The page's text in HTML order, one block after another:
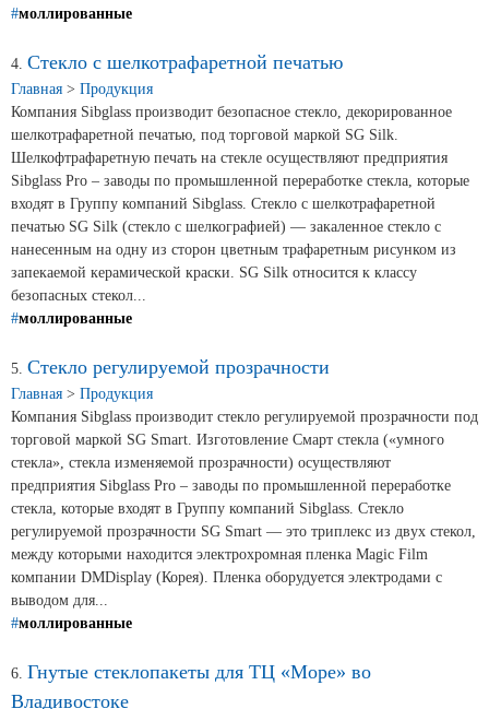
info@sibglass.ru
Личный кабинет
Продажа Б/У оборудования
#моллированные
4. Стекло с шелкотрафаретной печатью
Главная > Продукция
Компания Sibglass производит безопасное стекло, декорированное
шелкотрафаретной печатью, под торговой маркой SG Silk.
Шелкофтрафаретную печать на стекле осуществляют предприятия
Sibglass Pro – заводы по промышленной переработке стекла, которые
входят в Группу компаний Sibglass. Стекло с шелкотрафаретной
печатью SG Silk (стекло с шелкографией) — закаленное стекло с
нанесенным на одну из сторон цветным трафаретным рисунком из
запекаемой керамической краски. SG Silk относится к классу
безопасных стекол...
#моллированные
5. Стекло регулируемой прозрачности
Главная > Продукция
Компания Sibglass производит стекло регулируемой прозрачности под
торговой маркой SG Smart. Изготовление Смарт стекла («умного
стекла», стекла изменяемой прозрачности) осуществляют
предприятия Sibglass Pro – заводы по промышленной переработке
стекла, которые входят в Группу компаний Sibglass. Стекло
регулируемой прозрачности SG Smart — это триплекс из двух стекол,
между которыми находится электрохромная пленка Magic Film
компании DMDisplay (Корея). Пленка оборудуется электродами с
выводом для...
#моллированные
6. Гнутые стеклопакеты для ТЦ «Море» во
Владивостоке